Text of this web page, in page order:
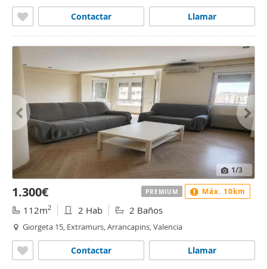
Llamar
Contactar
1/3
1.300€
112m2 2 Hab 2 Baños
Giorgeta 15, Extramurs, Arrancapins, Valencia
Llamar
Contactar
PREMIUM Máx. 10km